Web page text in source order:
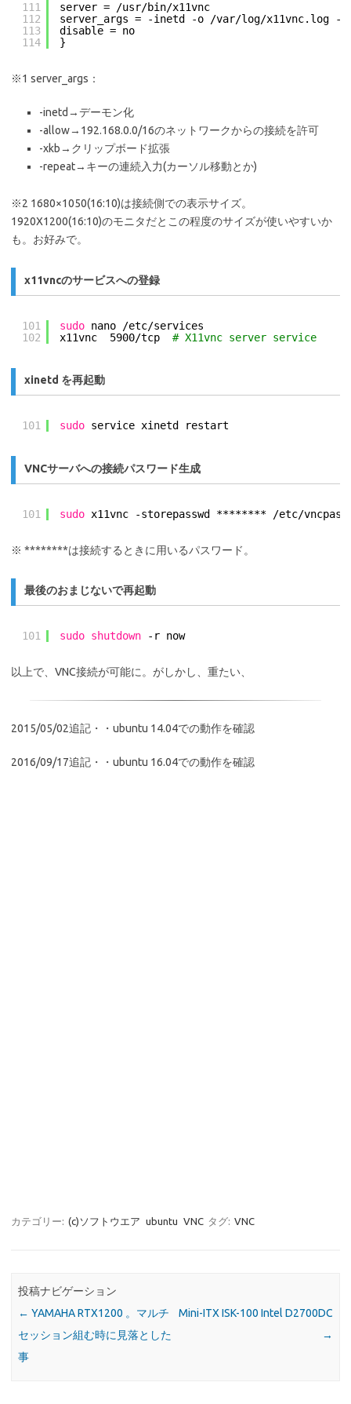
111
112
113
114
server =
/usr/bin/x11vnc
server_args = -inetd -o
/var/log/x11vnc.log -
disable = no
}
※1 server_args：
-inetd→デーモン化
-allow→192.168.0.0/16のネットワークからの接続を許可
-xkb→クリップボード拡張
-repeat→キーの連続入力(カーソル移動とか)
※2 1680×1050(16:10)は接続側での表示サイズ。
1920X1200(16:10)のモニタだとこの程度のサイズが使いやすいか
も。お好みで。
x11vncのサービスへの登録
101
102
sudo nano
/etc/services
x11vnc  5900/tcp # X11vnc server service
xinetd を再起動
101 sudo service xinetd restart
VNCサーバへの接続パスワード生成
101 sudo x11vnc -storepasswd ******** /etc/
※ ********は接続するときに用いるパスワード。
最後のおまじないで再起動
101 sudo shutdown -r now
以上で、VNC接続が可能に。がしかし、重たい、
2015/05/02追記・・ubuntu 14.04での動作を確認
2016/09/17追記・・ubuntu 16.04での動作を確認
カテゴリー: (c)ソフトウエア ubuntu VNC タグ: VNC
投稿ナビゲーション
← YAMAHA RTX1200 。マルチ
セッション組む時に見落とした
事
Mini-ITX ISK-100 Intel D2700DC
→